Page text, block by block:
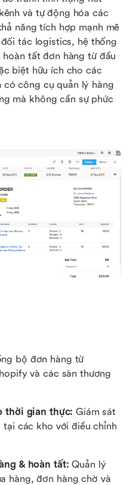
và tự động hóa các
năng tích hợp mạnh mẽ
tác logistics, hệ thống
tất đơn hàng từ đầu
biệt hữu ích cho các
công cụ quản lý hàng
mà không cần sự phức
bộ đơn hàng từ
và các sàn thương
thời gian thực: Giám sát
các kho với điều chỉnh
& hoàn tất: Quản lý
hàng, đơn hàng chờ và